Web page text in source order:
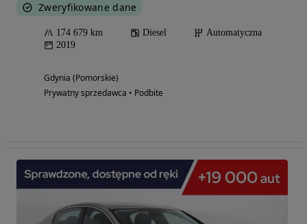
Zweryfikowane dane
174 679 km Diesel
Automatyczna
2019
Gdynia (Pomorskie)
Prywatny sprzedawca • Podbite